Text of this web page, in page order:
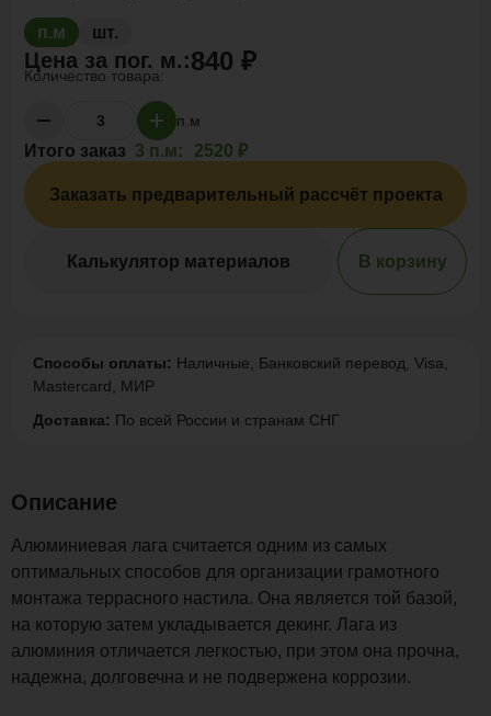
п.м шт.
Цена за пог. м.:840 ₽
Количество товара:
п.м
Итого заказ 3 п.м: 2520 ₽
Заказать предварительный рассчёт проекта
Калькулятор материалов В корзину
Способы оплаты: Наличные, Банковский перевод, Visa,
Mastercard, МИР
Доставка: По всей России и странам СНГ
Описание
Алюминиевая лага считается одним из самых
оптимальных способов для организации грамотного
монтажа террасного настила. Она является той базой,
на которую затем укладывается декинг. Лага из
алюминия отличается легкостью, при этом она прочна,
надежна, долговечна и не подвержена коррозии.